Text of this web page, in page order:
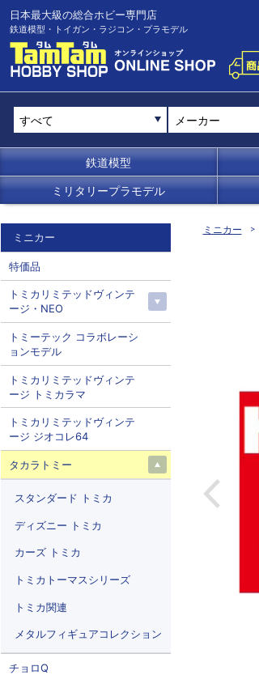
日本最大級の総合ホビー専門店
鉄道模型・トイガン・ラジコン・プラモデル
メーカー
鉄道模型
ミリタリープラモデル
ミニカー
ミニカー
特価品
トミカリミテッドヴィンテ
ージ・NEO
トミーテック コラボレーシ
ョンモデル
トミカリミテッドヴィンテ
ージ トミカラマ
トミカリミテッドヴィンテ
ージ ジオコレ64
タカラトミー
スタンダード トミカ
ディズニー トミカ
カーズ トミカ
トミカトーマスシリーズ
トミカ関連
メタルフィギュアコレクション
チョロQ